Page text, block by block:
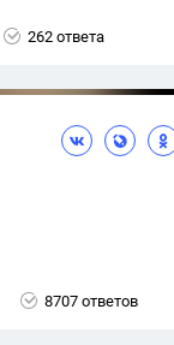
262 ответа
8707 ответов